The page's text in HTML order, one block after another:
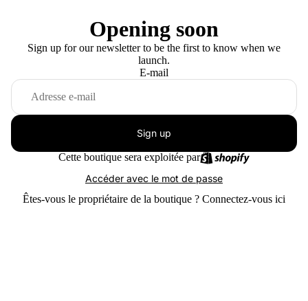
Opening soon
Sign up for our newsletter to be the first to know when we
launch.
E-mail
Sign up
Cette boutique sera exploitée par
Accéder avec le mot de passe
Êtes-vous le propriétaire de la boutique ? Connectez-vous ici